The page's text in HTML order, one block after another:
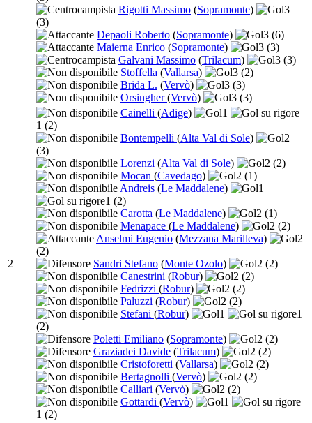
Rigotti Massimo (Sopramonte)
3
(3)
Depaoli Roberto (Sopramonte) 3 (6)
Maierna Enrico (Sopramonte) 3 (3)
Galvani Massimo (Trilacum) 3 (3)
Stoffella (Vallarsa) 3 (2)
Brida L. (Vervò) 3 (3)
Orsingher(Vervò) 3 (3)
2
Cainelli (Adige)
1
1 (2)
Bontempelli (Alta Val di Sole)
2
(3)
Lorenzi (Alta Val di Sole) 2 (2)
Mocan (Cavedago) 2 (1)
Andreis (Le Maddalene)
1
1 (2)
Carotta (Le Maddalene) 2 (1)
Menapace (Le Maddalene) 2 (2)
Anselmi Eugenio (Mezzana Marilleva)
2
(2)
Sandri Stefano (Monte Ozolo) 2 (2)
Canestrini (Robur) 2 (2)
Fedrizzi (Robur) 2 (2)
Paluzzi (Robur) 2 (2)
Stefani (Robur) 1
1
(2)
Poletti Emiliano (Sopramonte) 2 (2)
Graziadei Davide (Trilacum) 2 (2)
Cristoforetti (Vallarsa) 2 (2)
Bertagnolli (Vervò) 2 (2)
Calliari (Vervò) 2 (2)
Gottardi (Vervò)
1
1 (2)